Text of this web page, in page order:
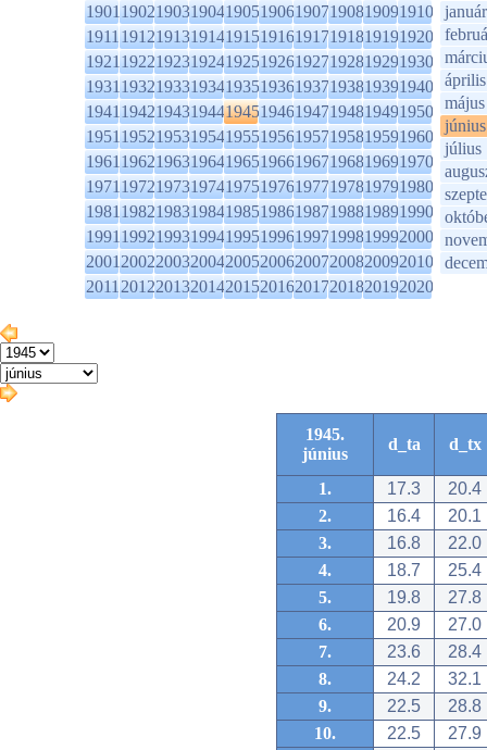
1901190219031904190519061907190819091910
1911191219131914191519161917191819191920
1921192219231924192519261927192819291930
1931193219331934193519361937193819391940
1941194219431944194519461947194819491950
1951195219531954195519561957195819591960
1961196219631964196519661967196819691970
1971197219731974197519761977197819791980
1981198219831984198519861987198819891990
1991199219931994199519961997199819992000
2001200220032004200520062007200820092010
2011201220132014201520162017201820192020
január
április
május
június
július
1945.
június
d_ta d_tx
1. 17.3
20.4
2.
16.4
20.1
3.
16.8
22.0
4.
18.7
25.4
5.
19.8
27.8
6.
20.9
27.0
7.
23.6
28.4
8.
24.2
32.1
9.
22.5
28.8
10.
22.5
27.9